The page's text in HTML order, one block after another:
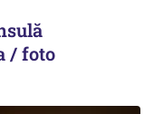
/ foto